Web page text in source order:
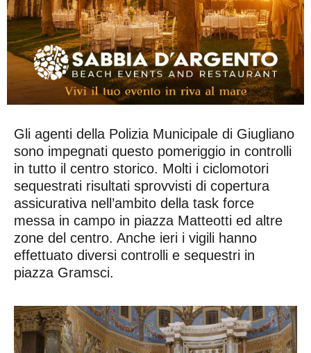
Gli agenti della Polizia Municipale di Giugliano
sono impegnati questo pomeriggio in controlli
in tutto il centro storico. Molti i ciclomotori
sequestrati risultati sprovvisti di copertura
assicurativa nell’ambito della task force
messa in campo in piazza Matteotti ed altre
zone del centro. Anche ieri i vigili hanno
effettuato diversi controlli e sequestri in
piazza Gramsci.